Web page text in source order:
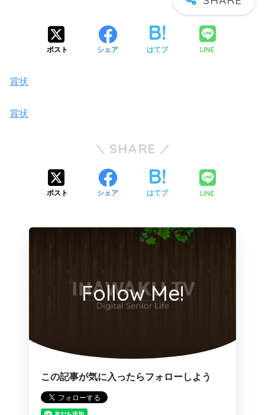
ポスト シェア はてブ LINE
賞状
賞状
SHARE
ポスト シェア はてブ LINE
Follow Me!
この記事が気に入ったらフォローしよう